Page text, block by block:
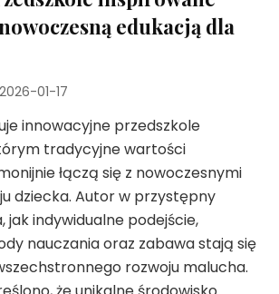
edukacją dla
2026-01-17
innowacyjne przedszkole
tradycyjne wartości
łączą się z nowoczesnymi
dziecka. Autor w przystępny
jak indywidualne podejście,
nauczania oraz zabawa stają się
rozwoju malucha.